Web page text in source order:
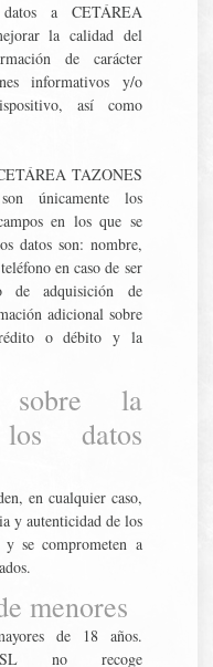
datos a CETÁREA
la calidad del
de carácter
informativos y/o
así como
TAZONES
únicamente los
en los que se
datos son: nombre,
en caso de ser
de adquisición de
adicional sobre
o débito y la
sobre la
datos
en cualquier caso,
y autenticidad de los
y se comprometen a
menores
de 18 años.
SL no recoge